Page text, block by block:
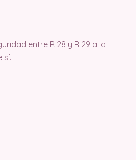
entre R 28 y R 29 a la
sí.